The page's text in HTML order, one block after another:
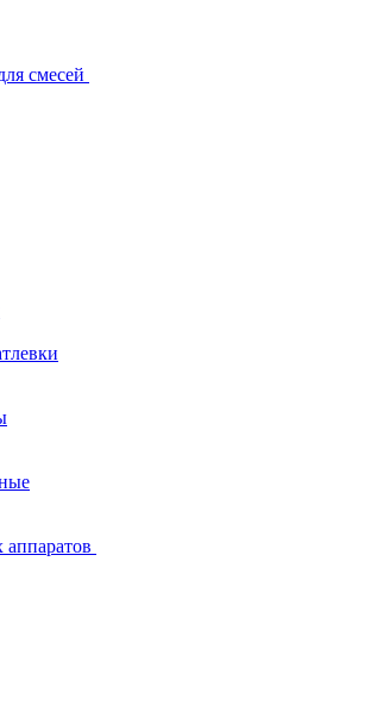
смесей
аппаратов